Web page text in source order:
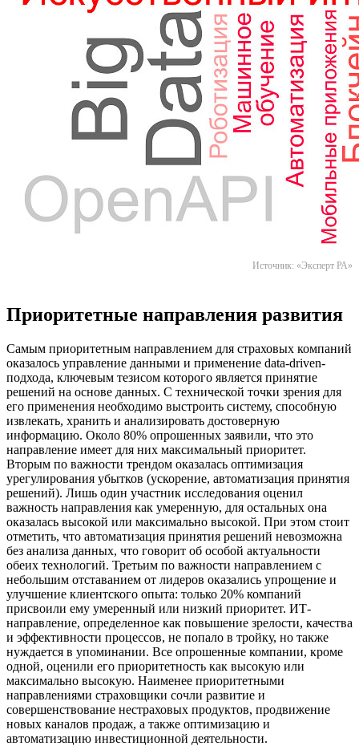
Источник: «Эксперт РА»
Приоритетные направления развития
Самым приоритетным направлением для страховых компаний
оказалось управление данными и применение data-driven-
подхода, ключевым тезисом которого является принятие
решений на основе данных. С технической точки зрения для
его применения необходимо выстроить систему, способную
извлекать, хранить и анализировать достоверную
информацию. Около 80% опрошенных заявили, что это
направление имеет для них максимальный приоритет.
Вторым по важности трендом оказалась оптимизация
урегулирования убытков (ускорение, автоматизация принятия
решений). Лишь один участник исследования оценил
важность направления как умеренную, для остальных она
оказалась высокой или максимально высокой. При этом стоит
отметить, что автоматизация принятия решений невозможна
без анализа данных, что говорит об особой актуальности
обеих технологий. Третьим по важности направлением с
небольшим отставанием от лидеров оказались упрощение и
улучшение клиентского опыта: только 20% компаний
присвоили ему умеренный или низкий приоритет. ИТ-
направление, определенное как повышение зрелости, качества
и эффективности процессов, не попало в тройку, но также
нуждается в упоминании. Все опрошенные компании, кроме
одной, оценили его приоритетность как высокую или
максимально высокую. Наименее приоритетными
направлениями страховщики сочли развитие и
совершенствование нестраховых продуктов, продвижение
новых каналов продаж, а также оптимизацию и
автоматизацию инвестиционной деятельности.